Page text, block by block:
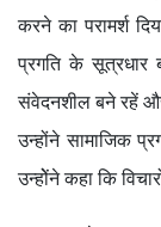
करने का परामर्श
प्रगति के
संवेदनशील बने रहें और
उन्होंने सामाजिक
उन्होेंने कहा कि